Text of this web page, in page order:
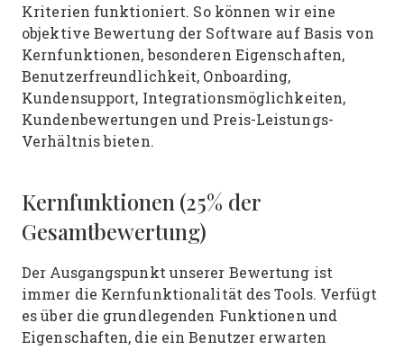
Kriterien funktioniert. So können wir eine
objektive Bewertung der Software auf Basis von
Kernfunktionen, besonderen Eigenschaften,
Benutzerfreundlichkeit, Onboarding,
Kundensupport, Integrationsmöglichkeiten,
Kundenbewertungen und Preis-Leistungs-
Verhältnis bieten.
Kernfunktionen (25% der
Gesamtbewertung)
Der Ausgangspunkt unserer Bewertung ist
immer die Kernfunktionalität des Tools. Verfügt
es über die grundlegenden Funktionen und
Eigenschaften, die ein Benutzer erwarten